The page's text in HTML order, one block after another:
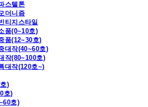
스텔톤
더니즘
티지스타일
품(0~10호)
품(12~30호)
대작(40~60호)
작(80~100호)
대작(120호~)
)
호)
호)